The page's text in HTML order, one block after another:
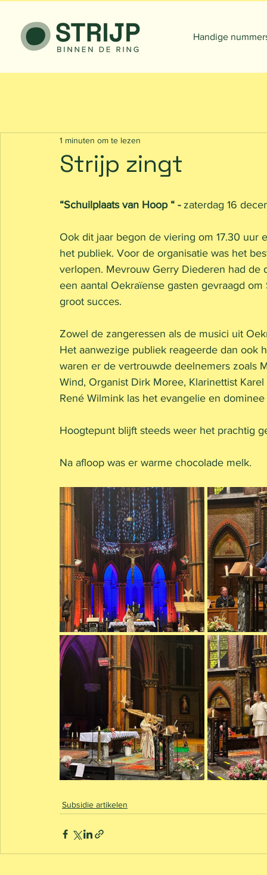
Handige
Strijp zingt
1 minuten om te lezen
“Schuilplaats van Hoop “ - zaterdag 16
Ook dit jaar begon de viering om 17.30 uur
het publiek. Voor de organisatie was het
verlopen. Mevrouw Gerry Diederen had
een aantal Oekraïense gasten gevraagd
groot succes.
Zowel de zangeressen als de musici uit
Het aanwezige publiek reageerde dan ook
waren er de vertrouwde deelnemers zoals
Wind, Organist Dirk Moree, Klarinettist
René Wilmink las het evangelie en
Hoogtepunt blijft steeds weer het prachtig
Na afloop was er warme chocolade melk.
Subsidie artikelen